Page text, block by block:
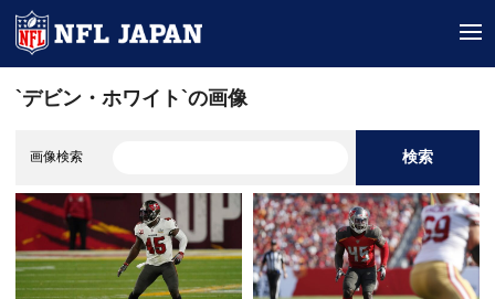
`デビン・ホワイト`の画像
画像検索 検索